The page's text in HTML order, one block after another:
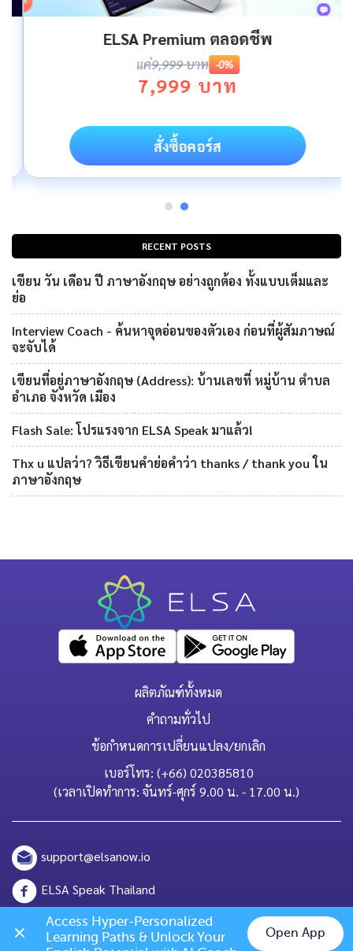
RECENT POSTS
เขียน วัน เดือน ปี ภาษาอังกฤษ อย่างถูกต้อง ทั้งแบบเต็มและ
ย่อ
Interview Coach - ค้นหาจุดอ่อนของตัวเอง ก่อนที่ผู้สัมภาษณ์
จะจับได้
เขียนที่อยู่ภาษาอังกฤษ (Address): บ้านเลขที่ หมู่บ้าน ตำบล
อำเภอ จังหวัด เมือง
Flash Sale: โปรแรงจาก ELSA Speak มาแล้ว!
Thx u แปลว่า? วิธีเขียนคำย่อคำว่า thanks / thank you ใน
ภาษาอังกฤษ
ELSA Premium ตลอดชีพ
แค่9,999 บาท -0%
7,999 บาท
สั่งซื้อคอร์ส
ผลิตภัณฑ์ทั้งหมด
คำถามทั่วไป
ข้อกำหนดการเปลี่ยนแปลง/ยกเลิก
เบอร์โทร: (+66) 020385810
(เวลาเปิดทำการ: จันทร์-ศุกร์ 9.00 น. - 17.00 น.)
support@elsanow.io
ELSA Speak Thailand
Channel ID: @elsaspeak
Access Hyper-Personalized
Learning Paths & Unlock Your
Open App